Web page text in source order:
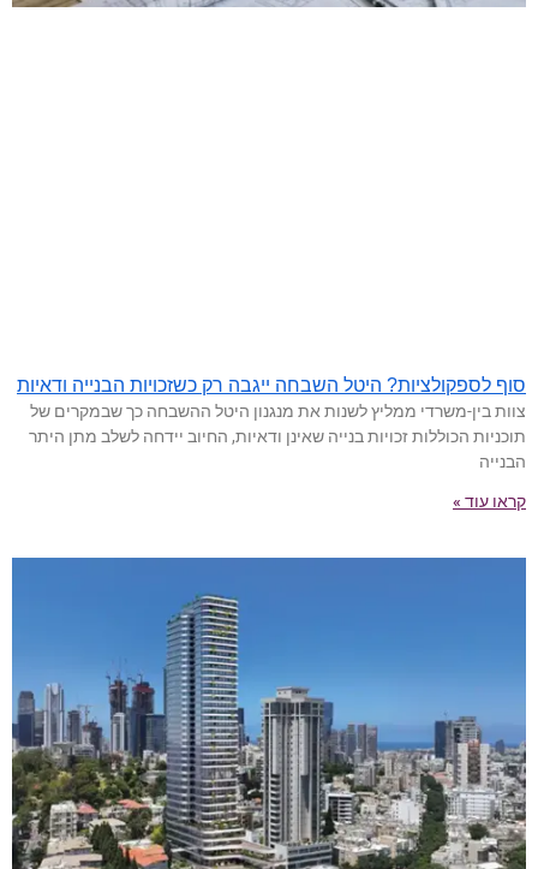
סוף לספקולציות? היטל השבחה ייגבה רק כשזכויות הבנייה ודאיות
צוות בין-משרדי ממליץ לשנות את מנגנון היטל ההשבחה כך שבמקרים של
תוכניות הכוללות זכויות בנייה שאינן ודאיות, החיוב יידחה לשלב מתן היתר
הבנייה
קראו עוד »